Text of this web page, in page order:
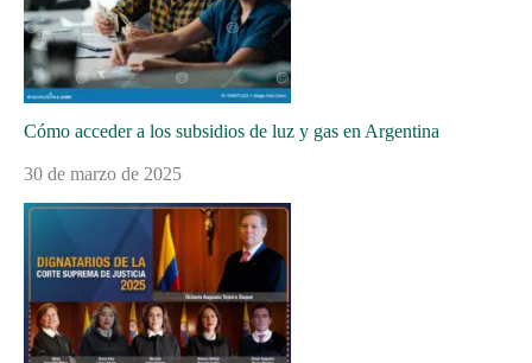
Cómo acceder a los subsidios de luz y gas en Argentina
30 de marzo de 2025